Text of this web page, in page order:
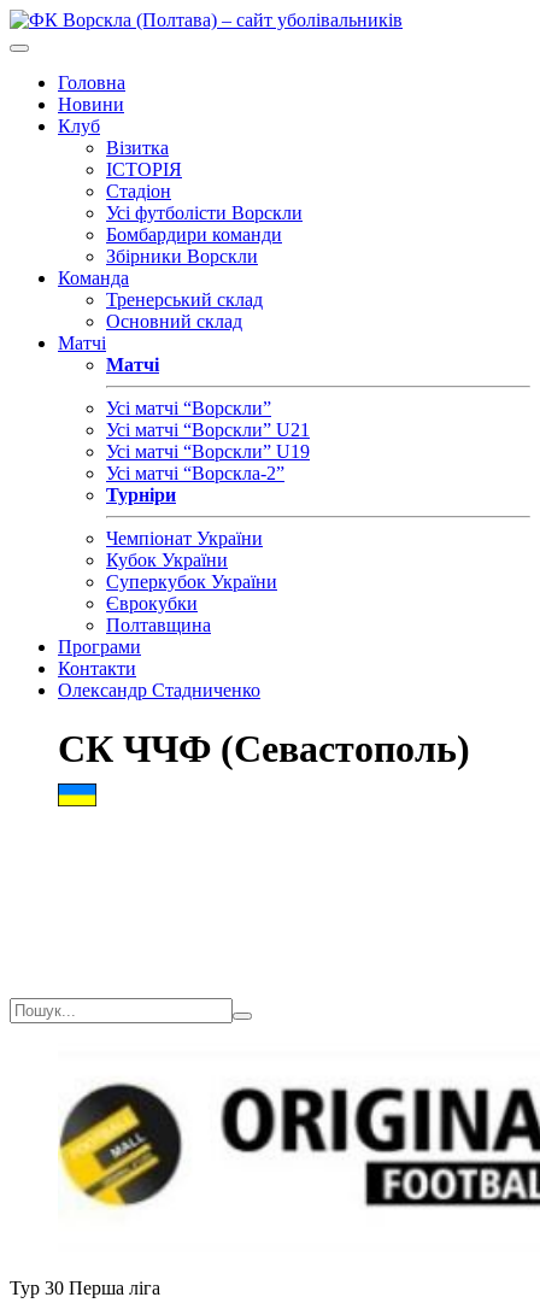
Головна
Новини
Клуб
Візитка
ІСТОРІЯ
Стадіон
Усі футболісти Ворскли
Бомбардири команди
Збірники Ворскли
Команда
Тренерський склад
Основний склад
Матчі
Матчі
Усі матчі “Ворскли”
Усі матчі “Ворскли” U21
Усі матчі “Ворскли” U19
Усі матчі “Ворскла-2”
Турніри
Чемпіонат України
Кубок України
Суперкубок України
Єврокубки
Полтавщина
Програми
Контакти
Олександр Стадниченко
СК ЧЧФ (Севастополь)
Тур 30 Перша ліга